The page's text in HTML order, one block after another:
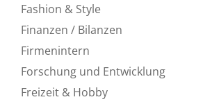
Fashion & Style
Finanzen / Bilanzen
Firmenintern
Forschung und Entwicklung
Freizeit & Hobby